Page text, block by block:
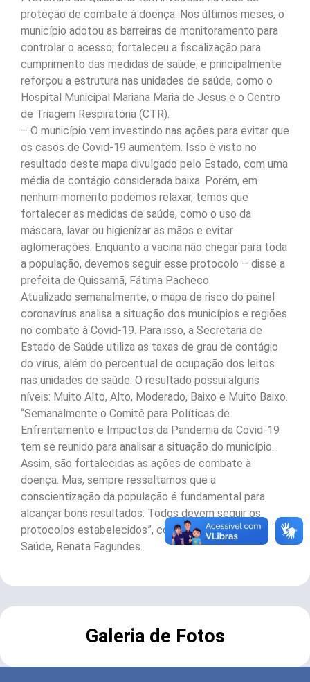
proteção de combate à doença. Nos últimos meses, o
município adotou as barreiras de monitoramento para
controlar o acesso; fortaleceu a fiscalização para
cumprimento das medidas de saúde; e principalmente
reforçou a estrutura nas unidades de saúde, como o
Hospital Municipal Mariana Maria de Jesus e o Centro
de Triagem Respiratória (CTR).
– O município vem investindo nas ações para evitar que
os casos de Covid-19 aumentem. Isso é visto no
resultado deste mapa divulgado pelo Estado, com uma
média de contágio considerada baixa. Porém, em
nenhum momento podemos relaxar, temos que
fortalecer as medidas de saúde, como o uso da
máscara, lavar ou higienizar as mãos e evitar
aglomerações. Enquanto a vacina não chegar para toda
a população, devemos seguir esse protocolo – disse a
prefeita de Quissamã, Fátima Pacheco.
Atualizado semanalmente, o mapa de risco do painel
coronavírus analisa a situação dos municípios e regiões
no combate à Covid-19. Para isso, a Secretaria de
Estado de Saúde utiliza as taxas de grau de contágio
do vírus, além do percentual de ocupação dos leitos
nas unidades de saúde. O resultado possui alguns
níveis: Muito Alto, Alto, Moderado, Baixo e Muito Baixo.
“Semanalmente o Comitê para Políticas de
Enfrentamento e Impactos da Pandemia da Covid-19
tem se reunido para analisar a situação do município.
Assim, são fortalecidas as ações de combate à
doença. Mas, sempre ressaltamos que a
conscientização da população é fundamental para
alcançar bons resultados. Todos devem seguir os
protocolos estabelecidos”, conta a secretária de
Saúde, Renata Fagundes.
Galeria de Fotos